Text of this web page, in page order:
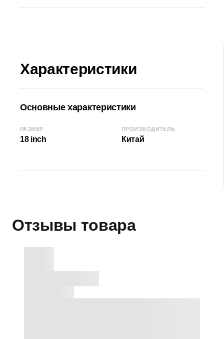
Характеристики
Основные характеристики
РАЗМЕР
18 inch
ПРОИЗВОДИТЕЛЬ
Китай
Отзывы товара